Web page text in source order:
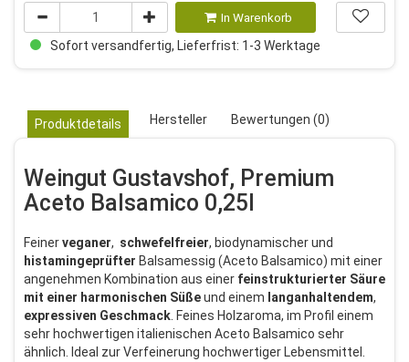
In Warenkorb
Sofort versandfertig, Lieferfrist: 1-3 Werktage
Produktdetails Hersteller Bewertungen (0)
Weingut Gustavshof, Premium
Aceto Balsamico 0,25l
Feinerveganer, schwefelfreier, biodynamischer und
histamingeprüfter Balsamessig (Aceto Balsamico) mit einer
angenehmen Kombination aus einer feinstrukturierter Säure
mit einer harmonischen Süßeund einem langanhaltendem,
expressiven Geschmack . Feines Holzaroma, im Profil einem
sehr hochwertigen italienischen Aceto Balsamico sehr
ähnlich. Ideal zur Verfeinerung hochwertiger Lebensmittel.